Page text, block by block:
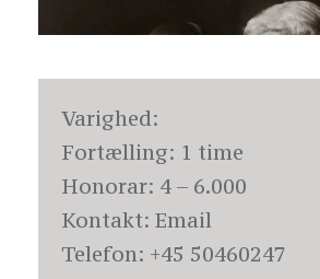
Varighed:
Fortælling: 1 time
Honorar: 4 – 6.000
Kontakt: Email
Telefon: +45 50460247